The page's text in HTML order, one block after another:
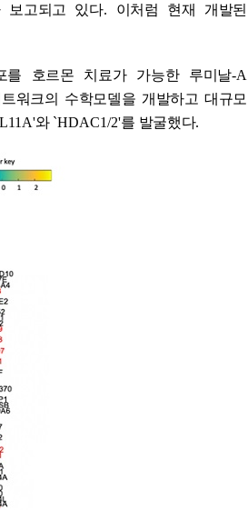
보고되고 있다. 이처럼 현재 개발된
를 호르몬 치료가 가능한 루미날-A
워크의 수학모델을 개발하고 대규모
'와 `HDAC1/2'를 발굴했다.